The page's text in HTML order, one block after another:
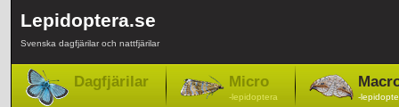
Lepidoptera.se
Svenska dagfjärilar och nattfjärilar
Dagfjärilar Micro
-lepidoptera -